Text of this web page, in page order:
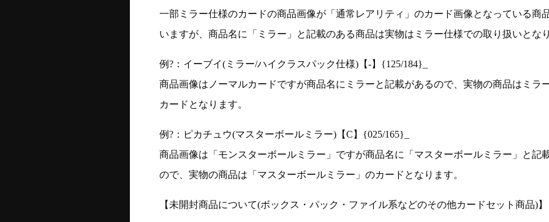
一部ミラー仕様のカードの商品画像が「通常レアリティ」のカード画像となっている商
いますが、商品名に「ミラー」と記載のある商品は実物はミラー仕様での取り扱いとなり
例?：イーブイ(ミラー/ハイクラスパック仕様)【-】{125/184}_
商品画像はノーマルカードですが商品名にミラーと記載があるので、実物の商品はミラ
カードとなります。
例?：ピカチュウ(マスターボールミラー)【C】{025/165}_
商品画像は「モンスターボールミラー」ですが商品名に「マスターボールミラー」と記
ので、実物の商品は「マスターボールミラー」のカードとなります。
【未開封商品について(ボックス・パック・ファイル系などのその他カードセット商品)】